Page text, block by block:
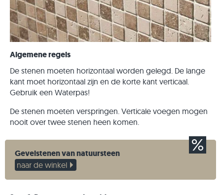
Algemene regels
De stenen moeten horizontaal worden gelegd. De lange
kant moet horizontaal zijn en de korte kant verticaal.
Gebruik een Waterpas!
De stenen moeten verspringen. Verticale voegen mogen
nooit over twee stenen heen komen.
Gevelstenen van natuursteen
naar de winkel